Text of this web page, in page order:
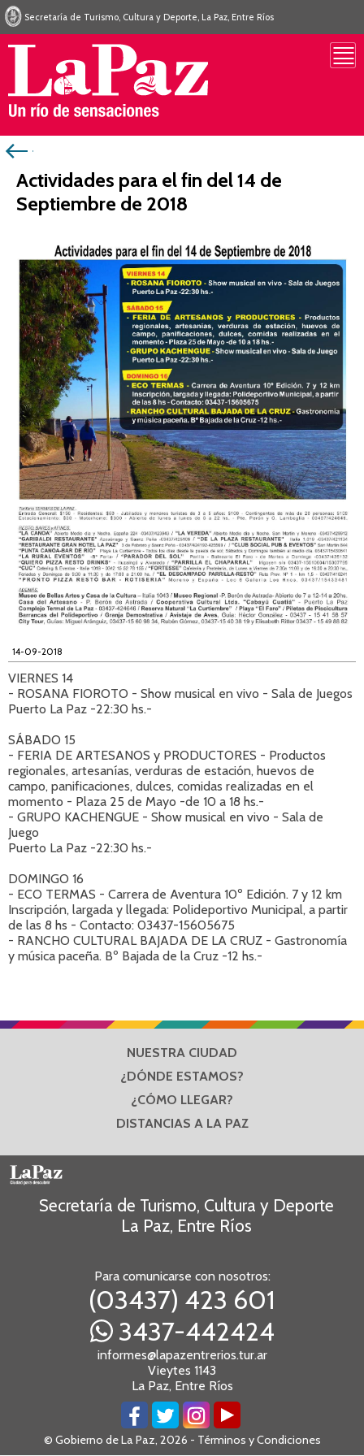
Secretaría de Turismo, Cultura y Deporte, La Paz, Entre Ríos
Actividades para el fin del 14 de
Septiembre de 2018
14-09-2018
VIERNES 14
- ROSANA FIOROTO - Show musical en vivo - Sala de Juegos
Puerto La Paz -22:30 hs.-
SÁBADO 15
- FERIA DE ARTESANOS y PRODUCTORES - Productos
regionales, artesanías, verduras de estación, huevos de
campo, panificaciones, dulces, comidas realizadas en el
momento - Plaza 25 de Mayo -de 10 a 18 hs.-
- GRUPO KACHENGUE - Show musical en vivo - Sala de
Juego
Puerto La Paz -22:30 hs.-
DOMINGO 16
- ECO TERMAS - Carrera de Aventura 10º Edición. 7 y 12 km
Inscripción, largada y llegada: Polideportivo Municipal, a partir
de las 8 hs - Contacto: 03437-15605675
- RANCHO CULTURAL BAJADA DE LA CRUZ - Gastronomía
y música paceña. Bº Bajada de la Cruz -12 hs.-
NUESTRA CIUDAD
¿DÓNDE ESTAMOS?
¿CÓMO LLEGAR?
DISTANCIAS A LA PAZ
Secretaría de Turismo, Cultura y Deporte
La Paz, Entre Ríos
Para comunicarse con nosotros:
(03437) 423 601
3437-442424
informes@lapazentrerios.tur.ar
Vieytes 1143
La Paz, Entre Ríos
© Gobierno de La Paz, 2026 - Términos y Condiciones